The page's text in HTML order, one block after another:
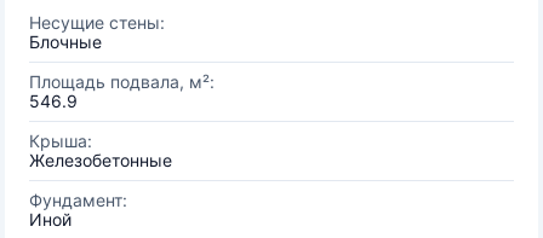
Несущие стены:
Блочные
Площадь подвала, м²:
546.9
Крыша:
Железобетонные
Фундамент:
Иной